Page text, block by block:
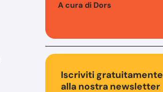
A cura di Dors
Iscriviti gratuitamente
alla nostra newsletter